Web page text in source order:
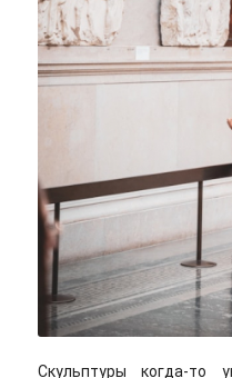
Скульптуры когда-то